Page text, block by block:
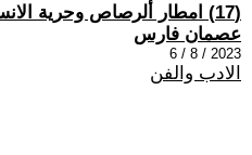
(17) امطار ألرصاص وحرية الانسان
عصمان فارس
2023 / 8 / 6
الادب والفن